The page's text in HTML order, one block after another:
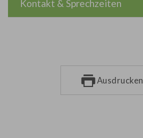
Kontakt & Sprechzeiten
Ausdrucken